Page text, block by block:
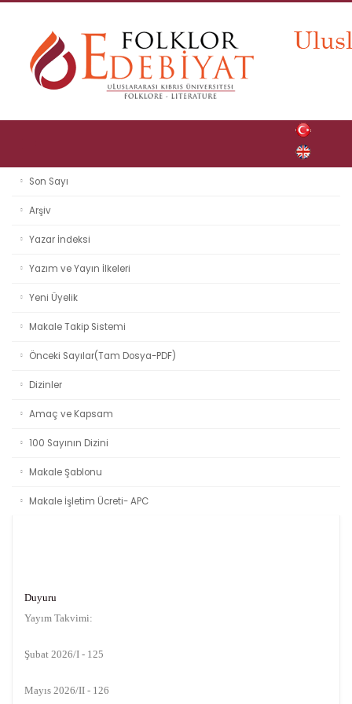
Son Sayı
Arşiv
Yazar İndeksi
Yazım ve Yayın İlkeleri
Yeni Üyelik
Makale Takip Sistemi
Önceki Sayılar(Tam Dosya-PDF)
Dizinler
Amaç ve Kapsam
100 Sayının Dizini
Makale Şablonu
Makale İşletim Ücreti- APC
Duyuru
Yayım Takvimi:
Şubat 2026/I - 125
Mayıs 2026/II - 126